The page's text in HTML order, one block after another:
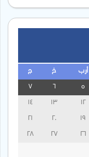
أرب خ ج
13
14
19
20
21
26
27
28